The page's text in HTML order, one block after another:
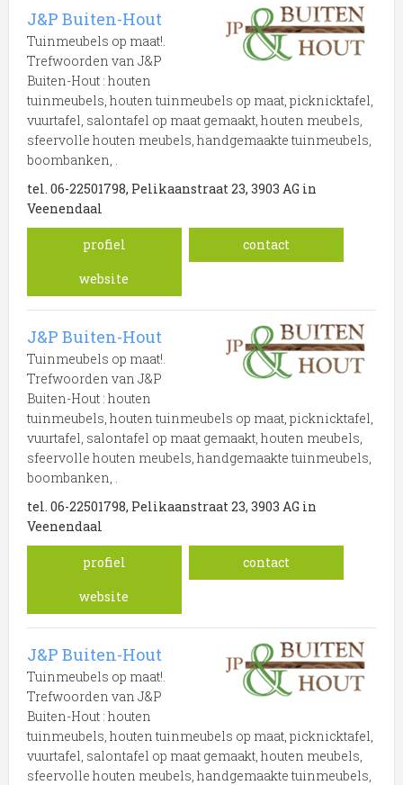
J&P Buiten-Hout
Tuinmeubels op maat!.
Trefwoorden van J&P
Buiten-Hout : houten
tuinmeubels, houten tuinmeubels op maat, picknicktafel,
vuurtafel, salontafel op maat gemaakt, houten meubels,
sfeervolle houten meubels, handgemaakte tuinmeubels,
boombanken, .
tel. 06-22501798, Pelikaanstraat 23, 3903 AG in
Veenendaal
profiel
contact
website
J&P Buiten-Hout
Tuinmeubels op maat!.
Trefwoorden van J&P
Buiten-Hout : houten
tuinmeubels, houten tuinmeubels op maat, picknicktafel,
vuurtafel, salontafel op maat gemaakt, houten meubels,
sfeervolle houten meubels, handgemaakte tuinmeubels,
boombanken, .
tel. 06-22501798, Pelikaanstraat 23, 3903 AG in
Veenendaal
profiel
contact
website
J&P Buiten-Hout
Tuinmeubels op maat!.
Trefwoorden van J&P
Buiten-Hout : houten
tuinmeubels, houten tuinmeubels op maat, picknicktafel,
vuurtafel, salontafel op maat gemaakt, houten meubels,
sfeervolle houten meubels, handgemaakte tuinmeubels,